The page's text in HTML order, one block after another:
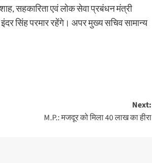
सहकारिता एवं लोक सेवा प्रबंधन मंत्री
सिंह परमार रहेंगे। अपर मुख्य सचिव सामान्य
Next:
M.P.: मजदूर को मिला 40 लाख का हीरा